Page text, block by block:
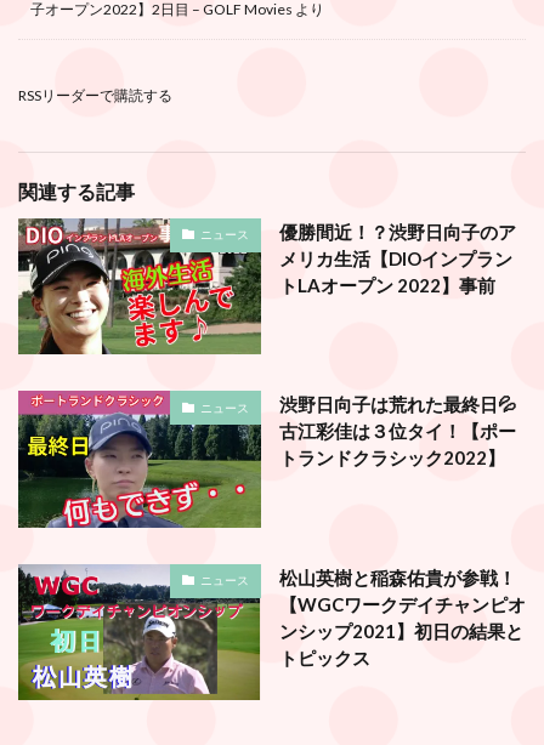
子オープン2022】2日目 – GOLF Movies より
RSSリーダーで購読する
関連する記事
ニュース
優勝間近！？渋野日向子のア
メリカ生活【DIOインプラン
トLAオープン 2022】事前
ニュース
渋野日向子は荒れた最終日💦
古江彩佳は３位タイ！【ポー
トランドクラシック2022】
ニュース
松山英樹と稲森佑貴が参戦！
【WGCワークデイチャンピオ
ンシップ2021】初日の結果と
トピックス